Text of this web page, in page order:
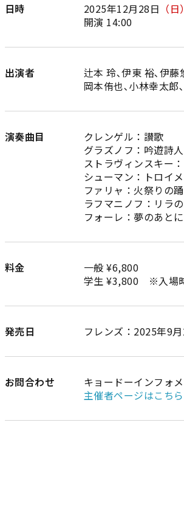
日時 2025年12月28日 （日）
開演 14:00
出演者
辻本 玲､伊東 裕､伊藤
岡本侑也､小林幸太郎
演奏曲目
クレンゲル：讃歌
グラズノフ：吟遊詩
ストラヴィンスキー
シューマン：トロイ
ファリャ：火祭りの
ラフマニノフ：リラ
フォーレ：夢のあ
料金
一般 ¥6,800
学生 ¥3,800 ※入場
発売日 フレンズ：2025年9
お問合わせ
キョードーインフォ
主催者ページはこちら